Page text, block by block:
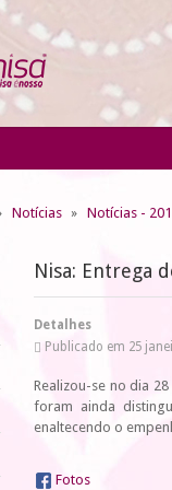
Notícias Notícias -
Nisa: Entrega
Detalhes
Publicado em 25
Realizou-se no dia
foram ainda
enaltecendo o
Fotos